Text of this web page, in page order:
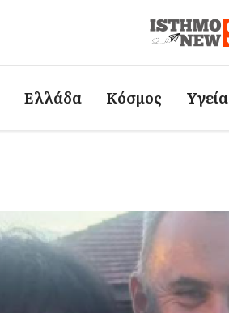
Ελλάδα Κόσμος Υγεία